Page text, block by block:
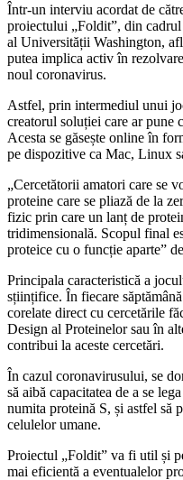
Într-un interviu acordat de
proiectului „Foldit”, din
al Universității Washington,
putea implica activ în
noul coronavirus.
Astfel, prin intermediul unui
creatorul soluției care ar pune
Acesta se găsește online în
pe dispozitive ca Mac, Linux
„Cercetătorii amatori care se
proteine care se pliază de la
fizic prin care un lanț de
tridimensională. Scopul final
proteice cu o funcție aparte”
Principala caracteristică a
sțiințifice. În fiecare
corelate direct cu cercetările
Design al Proteinelor sau în
contribui la aceste cercetări.
În cazul coronavirusului, se
să aibă capacitatea de a se
numita proteină S, și astfel să
celulelor umane.
Proiectul „Foldit” va fi util și
mai eficientă a eventualelor